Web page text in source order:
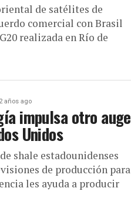
de satélites de
comercial con Brasil
realizada en Río de
2 años ago
impulsa otro auge
Unidos
shale estadounidenses
de producción para
les ayuda a producir